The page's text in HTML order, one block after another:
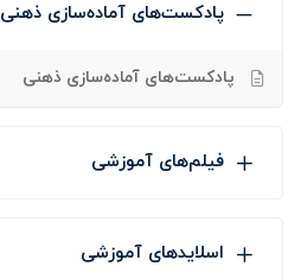
پادکست‌های آماده‌سازی ذهنی
پادکست‌های آماده‌سازی ذهنی
فیلم‌های آموزشی
اسلایدهای آموزشی